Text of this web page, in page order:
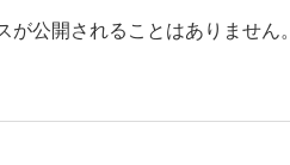
が公開されることはありません。